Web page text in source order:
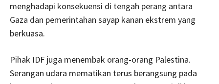
menghadapi konsekuensi di tengah perang antara
Gaza dan pemerintahan sayap kanan ekstrem yang
berkuasa.
Pihak IDF juga menembak orang-orang Palestina.
Serangan udara mematikan terus berangsung pada